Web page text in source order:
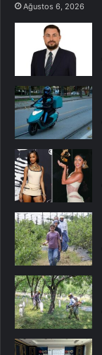
Ağustos 6, 2026